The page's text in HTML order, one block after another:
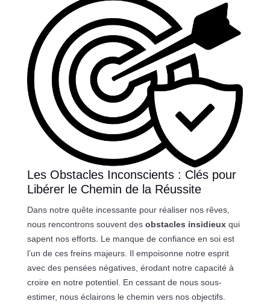
Les Obstacles Inconscients : Clés pour
Libérer le Chemin de la Réussite
Dans notre quête incessante pour réaliser nos rêves,
nous rencontrons souvent des obstacles insidieuxqui
sapent nos efforts. Le manque de confiance en soi est
l’un de ces freins majeurs. Il empoisonne notre esprit
avec des pensées négatives, érodant notre capacité à
croire en notre potentiel. En cessant de nous sous-
estimer, nous éclairons le chemin vers nos objectifs.